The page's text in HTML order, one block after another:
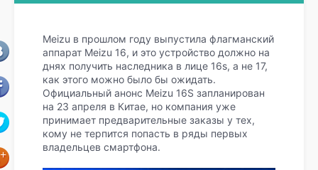
Meizu в прошлом году выпустила флагманский
аппарат Meizu 16, и это устройство должно на
днях получить наследника в лице 16s, а не 17,
как этого можно было бы ожидать.
Официальный анонс Meizu 16S запланирован
на 23 апреля в Китае, но компания уже
принимает предварительные заказы у тех,
кому не терпится попасть в ряды первых
владельцев смартфона.